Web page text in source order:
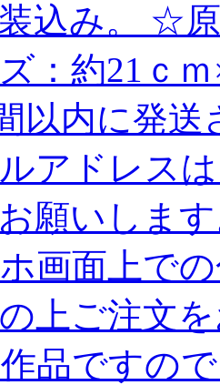
込み。 ☆
：約21ｃ
以内に発
アドレス
願いしま
画面上で
上ご注文
品ですの